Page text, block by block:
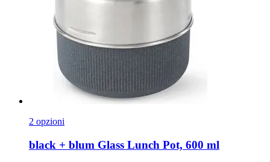
2 opzioni
black + blum Glass Lunch Pot, 600 ml